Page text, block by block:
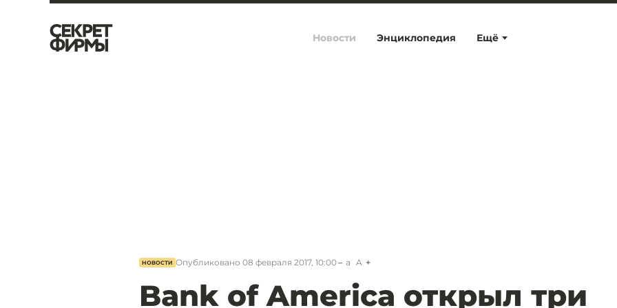
Ещё
Новости Энциклопедия
НОВОСТИ Опубликовано 08 февраля 2017, 10:00 a A
Bank of America открыл три